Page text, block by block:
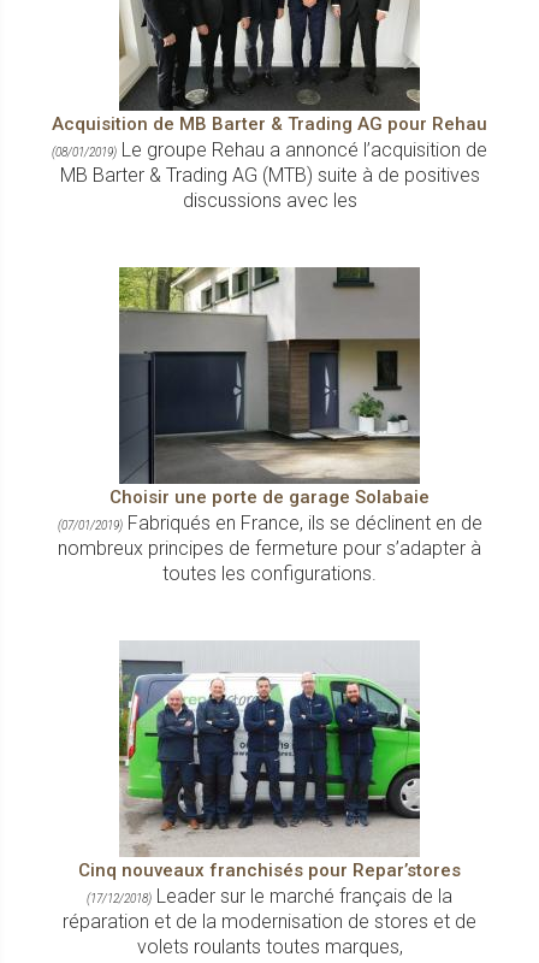
Acquisition de MB Barter & Trading AG pour Rehau
(08/01/2019) Le groupe Rehau a annoncé l’acquisition de
MB Barter & Trading AG (MTB) suite à de positives
discussions avec les
Choisir une porte de garage Solabaie
(07/01/2019)Fabriqués en France, ils se déclinent en de
nombreux principes de fermeture pour s’adapter à
toutes les configurations.
Cinq nouveaux franchisés pour Repar’stores
(17/12/2018) Leader sur le marché français de la
réparation et de la modernisation de stores et de
volets roulants toutes marques,